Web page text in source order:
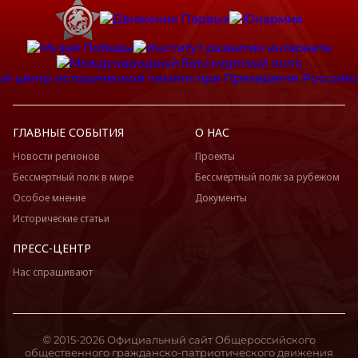
Липецкая область
Луганская Народная Республика
Магаданская область
Марий Эл
Мордовия
Москва
Мурманская область
Ненецкий АО
Нижегородская область
Омская область
Пензенская область
ГЛАВНЫЕ СОБЫТИЯ
Новости регионов
Бессмертный полк в мире
Особое мнение
Исторические статьи
О НАС
Проекты
Бессмертный полк за рубежом
Документы
ПРЕСС-ЦЕНТР
Нас спрашивают
© 2015-2026 Официальный сайт Общероссийского
общественного гражданско-патриотического движения